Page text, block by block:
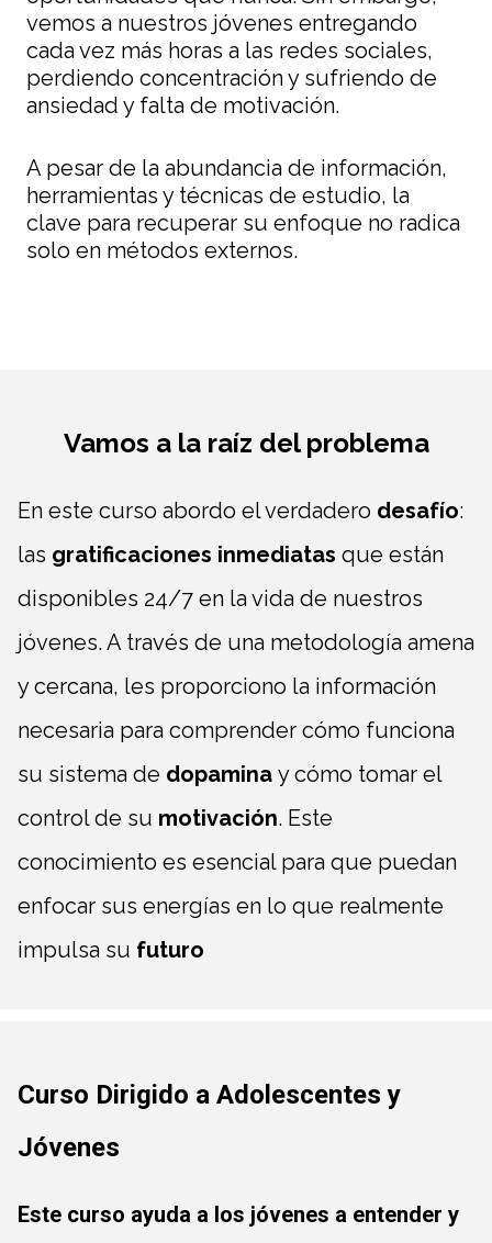
vemos a nuestros jóvenes entregando
cada vez más horas a las redes sociales,
perdiendo concentración y sufriendo de
ansiedad y falta de motivación.
A pesar de la abundancia de información,
herramientas y técnicas de estudio, la
clave para recuperar su enfoque no radica
solo en métodos externos.
Vamos a la raíz del problema
En este curso abordo el verdadero desafío:
las gratificaciones inmediatas que están
disponibles 24/7 en la vida de nuestros
jóvenes. A través de una metodología amena
y cercana, les proporciono la información
necesaria para comprender cómo funciona
su sistema de dopamina y cómo tomar el
control de su motivación. Este
conocimiento es esencial para que puedan
enfocar sus energías en lo que realmente
impulsa su futuro
Curso Dirigido a Adolescentes y
Jóvenes
Este curso ayuda a los jóvenes a entender y